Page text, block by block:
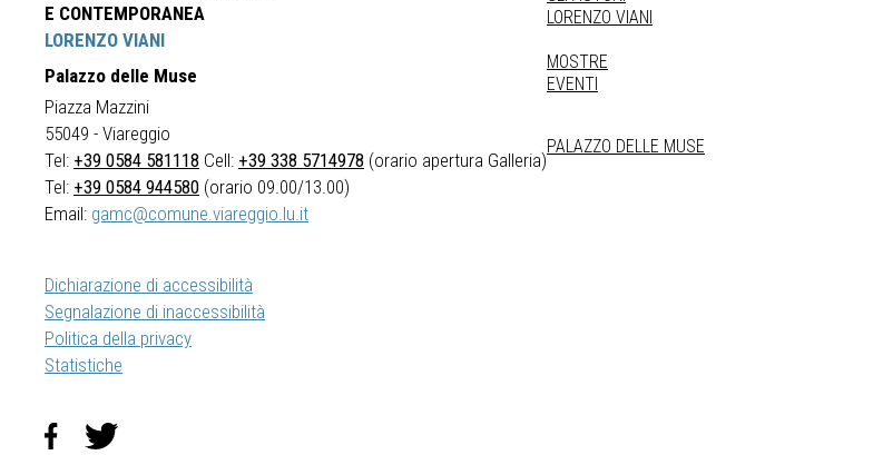
E CONTEMPORANEA
LORENZO VIANI
Palazzo delle Muse
Piazza Mazzini
55049 - Viareggio
Tel: +39 0584 581118 Cell: +39 338 5714978 (orario apertura Galleria)
Tel: +39 0584 944580 (orario 09.00/13.00)
Email: gamc@comune.viareggio.lu.it
Dichiarazione di accessibilità
Segnalazione di inaccessibilità
Politica della privacy
Statistiche
LORENZO VIANI
MOSTRE
EVENTI
PALAZZO DELLE MUSE